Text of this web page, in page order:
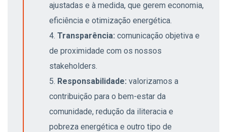
ajustadas e à medida, que gerem economia,
eficiência e otimização energética.
Transparência: comunicação objetiva e
de proximidade com os nossos
stakeholders.
Responsabilidade: valorizamos a
contribuição para o bem-estar da
comunidade, redução da iliteracia e
pobreza energética e outro tipo de